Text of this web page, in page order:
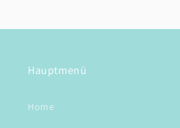
Hauptmenü
Home